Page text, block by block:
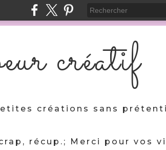
créatif
créations sans
récup.; Merci pour vos